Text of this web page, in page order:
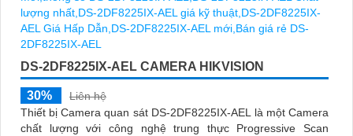
DS-2DF8225IX-AEL CAMERA HIKVISION
30%
Liên hệ
Thiết bị Camera quan sát DS-2DF8225IX-AEL là một Camera
chất lượng với công nghệ trung thực Progressive Scan